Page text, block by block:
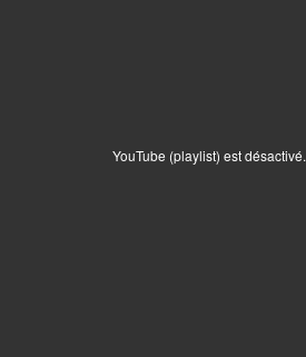
YouTube (playlist) est désactivé.